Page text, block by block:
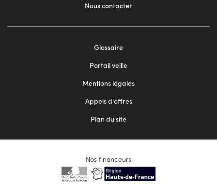
Nous contacter
Glossaire
Portail veille
Mentions légales
Appels d'offres
Plan du site
Nos financeurs